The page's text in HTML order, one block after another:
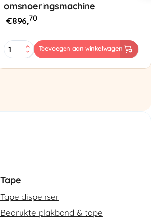
omsnoeringsmachine
€896,70
ES-
102
Toevoegen aan winkelwagen
Tape
Tape dispenser
Bedrukte plakband & tape